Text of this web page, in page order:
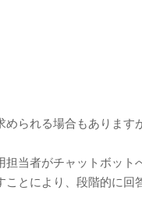
られる場合もありま
当者がチャットボッ
とにより、段階的に回